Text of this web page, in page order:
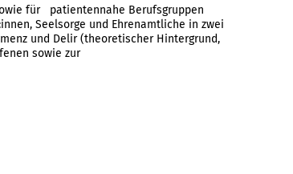
für patientennahe Berufsgruppen
Seelsorge und Ehrenamtliche in zwei
und Delir (theoretischer Hintergrund,
sowie zur